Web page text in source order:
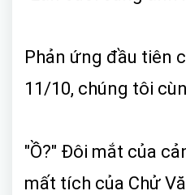
Phản ứng đầu tiên
11/10, chúng tôi
"Ồ?" Đôi mắt của
mất tích của Chử